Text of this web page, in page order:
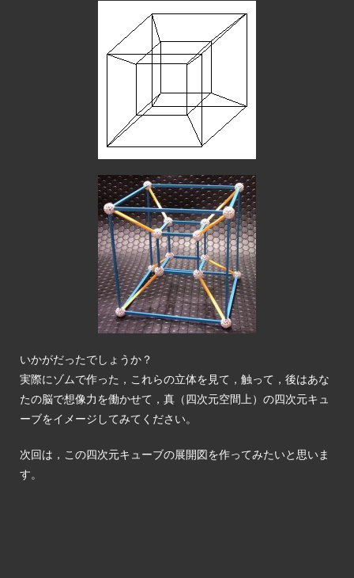
いかがだったでしょうか？
実際にゾムで作った，これらの立体を見て，触って，後はあな
たの脳で想像力を働かせて，真（四次元空間上）の四次元キュ
ーブをイメージしてみてください。
次回は，この四次元キューブの展開図を作ってみたいと思いま
す。